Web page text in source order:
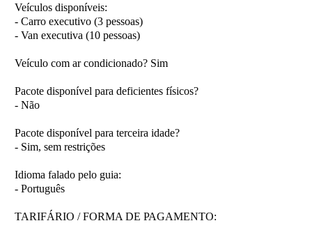
Veículos disponíveis:
- Carro executivo (3 pessoas)
- Van executiva (10 pessoas)
Veículo com ar condicionado? Sim
Pacote disponível para deficientes físicos?
- Não
Pacote disponível para terceira idade?
- Sim, sem restrições
Idioma falado pelo guia:
- Português
TARIFÁRIO / FORMA DE PAGAMENTO: